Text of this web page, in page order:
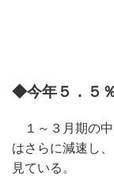
◆今年５．５
１～３月期の中
はさらに減速し
見ている。